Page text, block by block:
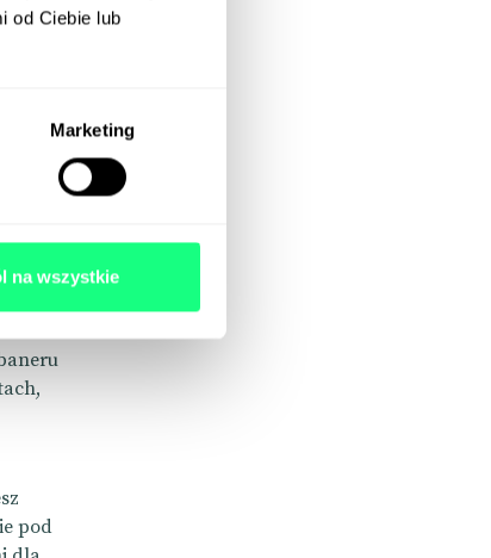
od Ciebie lub
Marketing
na wszystkie
pod